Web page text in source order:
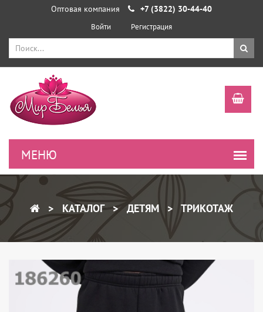
Оптовая компания +7 (3822) 30-44-40
Войти Регистрация
КАТАЛОГ ДЕТЯМ ТРИКОТАЖ